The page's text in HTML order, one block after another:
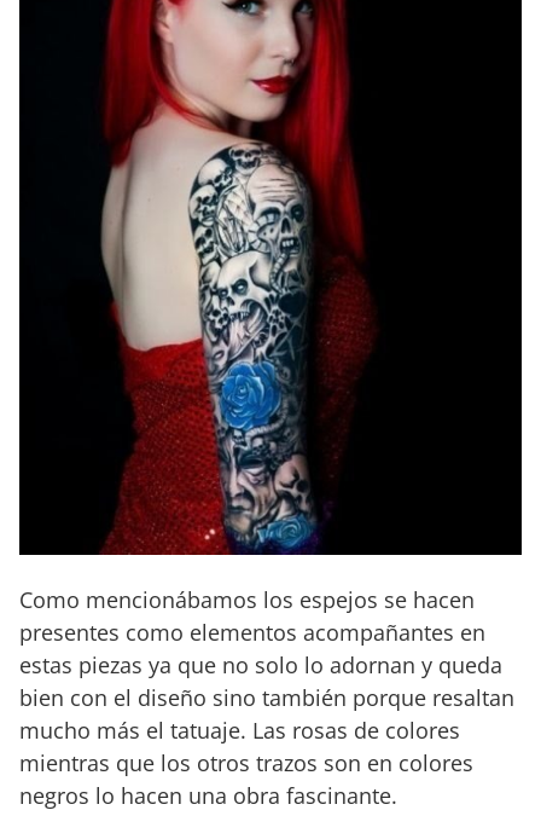
Como mencionábamos los espejos se hacen
presentes como elementos acompañantes en
estas piezas ya que no solo lo adornan y queda
bien con el diseño sino también porque resaltan
mucho más el tatuaje. Las rosas de colores
mientras que los otros trazos son en colores
negros lo hacen una obra fascinante.